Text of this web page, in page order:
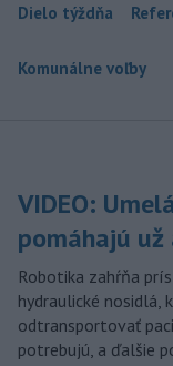
Dielo týždňa
Komunálne voľby
VIDEO:
pomáhajú
Robotika zahŕňa
hydraulické nosidlá,
odtransportovať
potrebujú, a ďalšie